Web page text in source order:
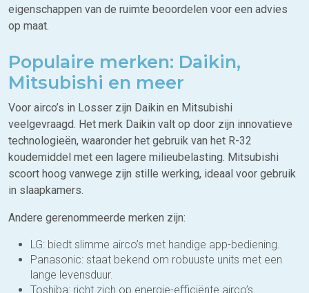
eigenschappen van de ruimte beoordelen voor een advies
op maat.
Populaire merken: Daikin,
Mitsubishi en meer
Voor airco’s in Losser zijn Daikin en Mitsubishi
veelgevraagd. Het merk Daikin valt op door zijn innovatieve
technologieën, waaronder het gebruik van het R-32
koudemiddel met een lagere milieubelasting. Mitsubishi
scoort hoog vanwege zijn stille werking, ideaal voor gebruik
in slaapkamers.
Andere gerenommeerde merken zijn:
LG: biedt slimme airco’s met handige app-bediening.
Panasonic: staat bekend om robuuste units met een
lange levensduur.
Toshiba: richt zich op energie-efficiënte airco’s